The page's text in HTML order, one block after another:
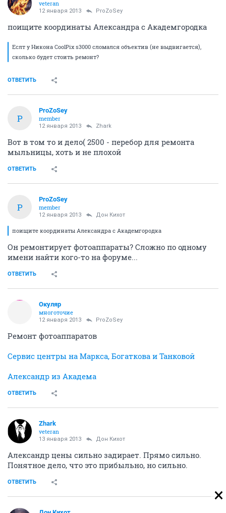
veteran
12 января 2013 ProZoSey
поищите координаты Александра с Академгородка
Еслт у Никона CoolPix s3000 сломался объектив (не выдвигается),
сколько будет стоить ремонт?
ОТВЕТИТЬ
P
ProZoSey
member
12 января 2013 Zhark
Вот в том то и дело( 2500 - перебор для ремонта
мыльницы, хоть и не плохой
ОТВЕТИТЬ
P
ProZoSey
member
12 января 2013 Дон Кихот
поищите координаты Александра с Академгородка
Он ремонтирует фотоаппараты? Сложно по одному
имени найти кого-то на форуме...
ОТВЕТИТЬ
Окуляр
многоточие
12 января 2013 ProZoSey
Ремонт фотоаппаратов
Сервис центры на Маркса, Богаткова и Танковой
Александр из Академа
ОТВЕТИТЬ
Zhark
veteran
13 января 2013 Дон Кихот
Александр цены сильно задирает. Прямо сильно.
Понятное дело, что это прибыльно, но сильно.
ОТВЕТИТЬ